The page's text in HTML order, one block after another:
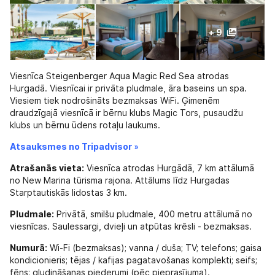
+ 9
Viesnīca Steigenberger Aqua Magic Red Sea atrodas
Hurgadā. Viesnīcai ir privāta pludmale, āra baseins un spa.
Viesiem tiek nodrošināts bezmaksas WiFi. Ģimenēm
draudzīgajā viesnīcā ir bērnu klubs Magic Tors, pusaudžu
klubs un bērnu ūdens rotaļu laukums.
Atsauksmes no Tripadvisor »
Atrašanās vieta: Viesnīca atrodas Hurgādā, 7 km attālumā
no New Marina tūrisma rajona. Attālums līdz Hurgadas
Starptautiskās lidostas 3 km.
Pludmale: Privātā, smilšu pludmale, 400 metru attālumā no
viesnīcas. Saulessargi, dvieļi un atpūtas krēsli - bezmaksas.
Numurā: Wi-Fi (bezmaksas); vanna / duša; TV; telefons; gaisa
kondicionieris; tējas / kafijas pagatavošanas komplekti; seifs;
fēns; gludināšanas piederumi (pēc pieprasījuma).